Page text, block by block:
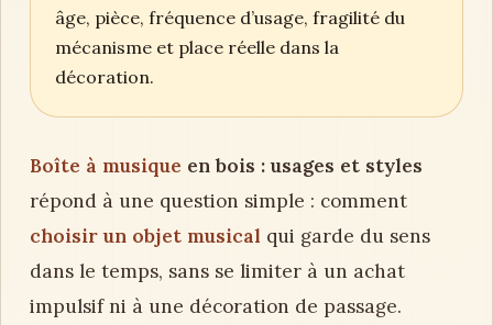
âge, pièce, fréquence d’usage, fragilité du
mécanisme et place réelle dans la
décoration.
Boîte à musique en bois : usages et styles
répond à une question simple : comment
choisir un objet musical qui garde du sens
dans le temps, sans se limiter à un achat
impulsif ni à une décoration de passage.